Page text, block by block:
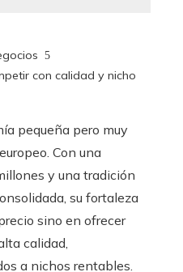
con calidad y nicho
pequeña pero muy
Con una
y una tradición
su fortaleza
sino en ofrecer
calidad,
a nichos rentables.